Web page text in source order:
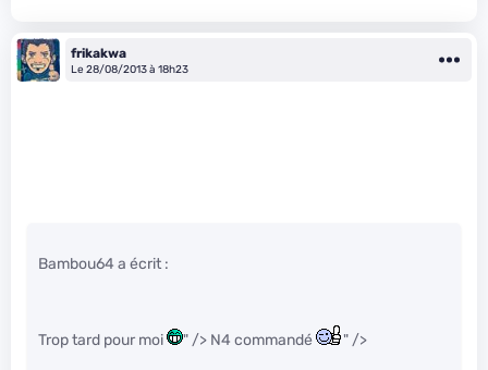
frikakwa
Le 28/08/2013 à 18h23
Bambou64 a écrit :
Trop tard pour moi " /> N4 commandé " />